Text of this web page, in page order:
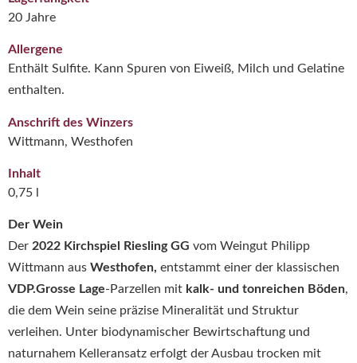
Der Wein
Der 2022 Kirchspiel Riesling GG vom Weingut Philipp
Wittmann aus Westhofen, entstammt einer der klassischen
VDP.Grosse Lage-Parzellen mit kalk- und tonreichen Böden,
die dem Wein seine präzise Mineralität und Struktur
verleihen. Unter biodynamischer Bewirtschaftung und
naturnahem Kelleransatz erfolgt der Ausbau trocken mit
20 Jahre
Allergene
Enthält Sulfite. Kann Spuren von Eiweiß, Milch und Gelatine
enthalten.
Anschrift des Winzers
Wittmann, Westhofen
Inhalt
0,75 l